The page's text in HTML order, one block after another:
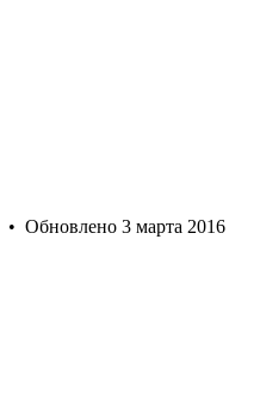
• Обновлено 3 марта 2016